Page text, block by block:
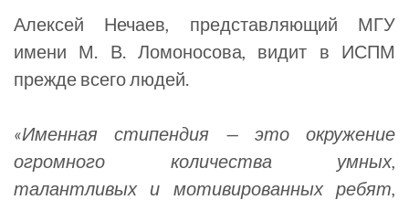
Алексей Нечаев, представляющий МГУ
имени М. В. Ломоносова, видит в ИСПМ
прежде всего людей.
«Именная стипендия — это окружение
огромного количества умных,
талантливых и мотивированных ребят,